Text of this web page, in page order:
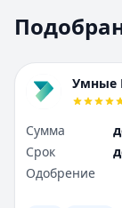
Сумма
Срок
Одобрение